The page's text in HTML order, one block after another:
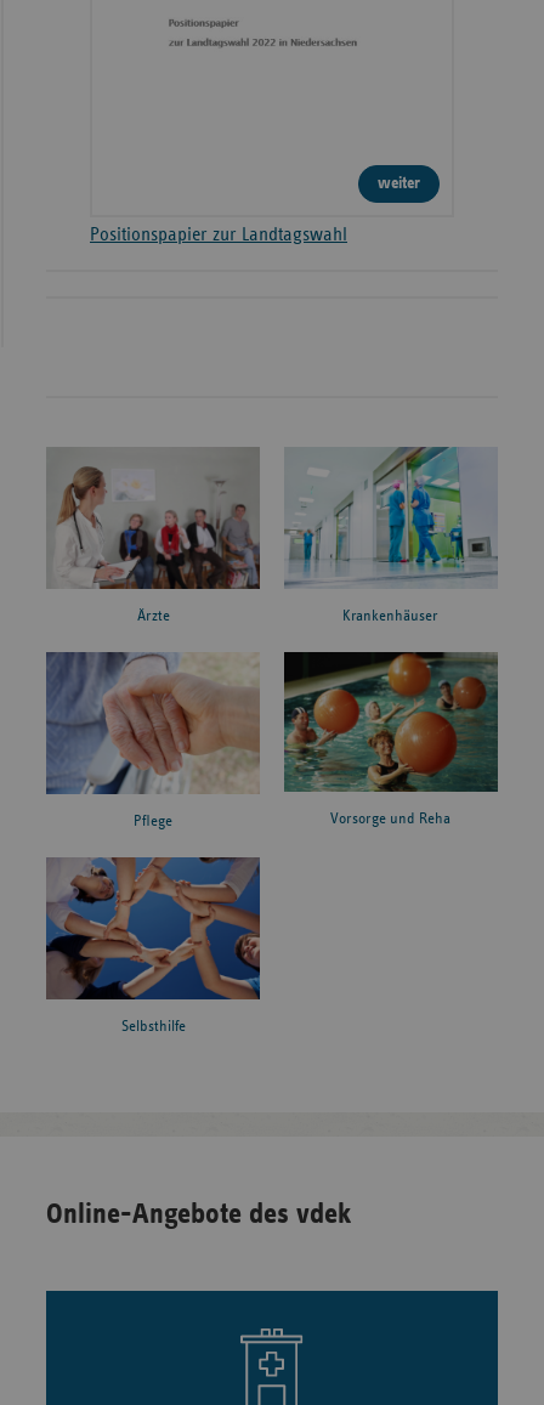
weiter
Positionspapier zur Landtagswahl
Ärzte Krankenhäuser
Pflege Vorsorge und Reha
Selbsthilfe
Online-Angebote des vdek